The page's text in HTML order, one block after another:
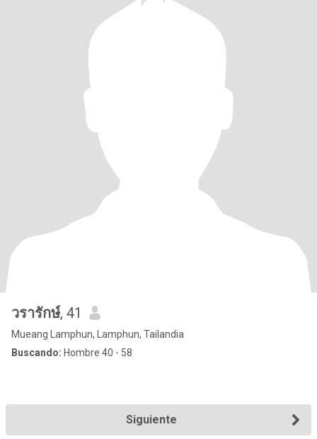
วรารักษ์​, 41
Mueang Lamphun, Lamphun, Tailandia
Buscando: Hombre 40 - 58
Siguiente